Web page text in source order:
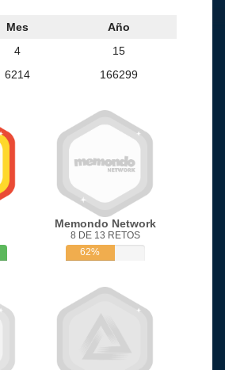
Mes
Año
4
15
6214 166299
Memondo Network
8 DE 13 RETOS
62%